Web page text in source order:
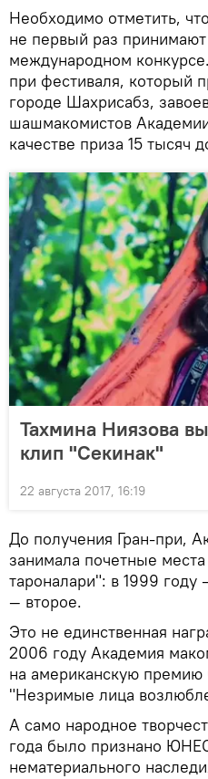
Необходимо отметить,
не первый раз принимают
международном
при фестиваля, который
городе Шахрисабз,
шашмакомистов
качестве приза 15 тысяч
Тахмина Ниязова
клип "Секинак"
22 августа 2017, 16:19
До получения Гран-при,
занимала почетные
тароналари": в 1999 году
— второе.
Это не единственная
2006 году Академия
на американскую премию
"Незримые лица
А само народное
года было признано
нематериального